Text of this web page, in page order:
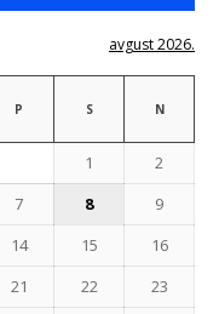
avgust 2026.
P S N
1
2
7 8
9
14 15
16
21 22
23